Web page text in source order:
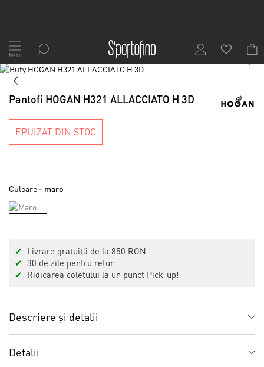
Mergeți
la
Conținut
Menu
Skip
end
images
gallery
1/8
Skip
the
images
Pantofi HOGAN H321 ALLACCIATO H 3D
EPUIZAT DIN STOC
Culoare - maro
✔
Livrare gratuită de la 850 RON
✔ 30 de zile pentru retur
✔
Ridicarea coletului la un punct Pick-up!
Descriere și detalii
Detalii